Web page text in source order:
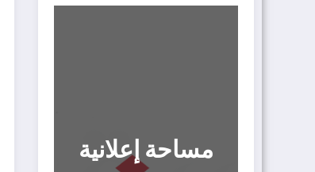
مساحة إعلانية